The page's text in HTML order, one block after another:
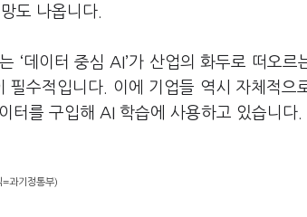
도 나옵니다
‘데이터 중심 AI’가 산업의 화두로 떠오르
필수적입니다
이에 기업들 역시 자체적으
터를 구입해 AI 학습에 사용하고 있습니다
과기정통부)